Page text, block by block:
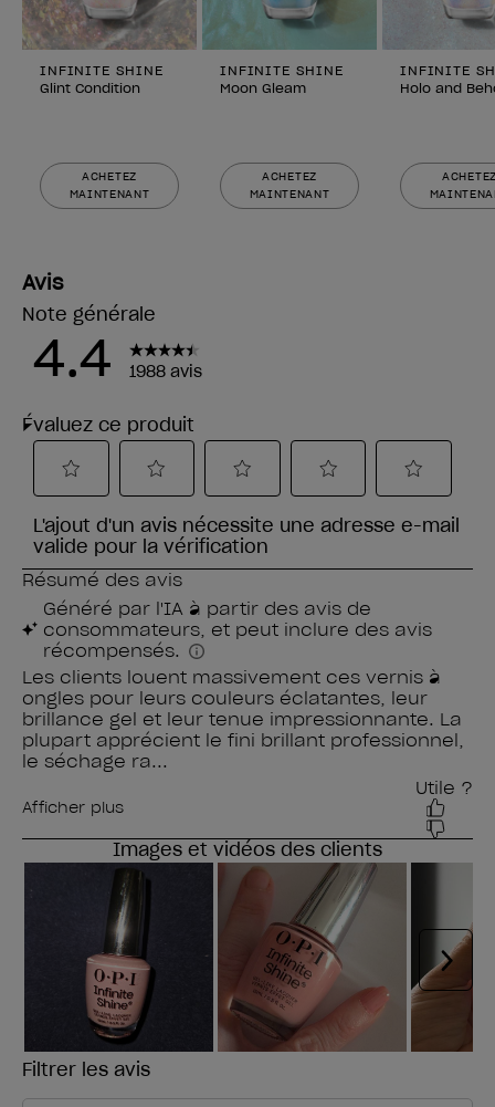
INFINITE SHINE
Glint Condition
ACHETEZ
MAINTENANT
INFINITE SHINE
Moon Gleam
ACHETEZ
MAINTENANT
INFINITE
Holo and